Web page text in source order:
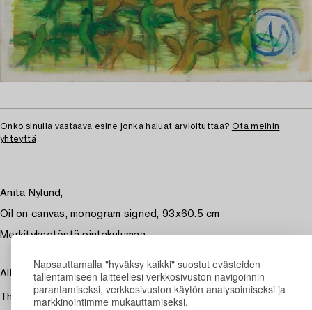
Napsauttamalla "hyväksy kaikki" suostut evästeiden
tallentamiseen laitteellesi verkkosivuston navigoinnin
parantamiseksi, verkkosivuston käytön analysoimiseksi ja
markkinointimme mukauttamiseksi.
Onko sinulla vastaava esine jonka haluat arvioituttaa? Ota meihin
yhteyttä
Anita Nylund,
Oil on canvas, monogram signed, 93x60.5 cm
Merkityksetöntä pintakulumaa.
Alkuperä - Provenienssi
The Nylund Family